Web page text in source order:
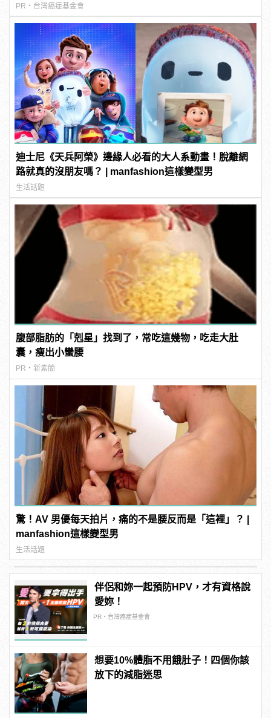
PR・台灣癌症基金會
迪士尼《天兵阿榮》邊緣人必看的大人系動畫！脫離網
路就真的沒朋友嗎？ | manfashion這樣變型男
生活話題
腹部脂肪的「剋星」找到了，常吃這幾物，吃走大肚
囊，瘦出小蠻腰
PR・新素簡
驚！AV 男優每天拍片，痛的不是腰反而是「這裡」？ |
manfashion這樣變型男
生活話題
伴侶和妳一起預防HPV，才有資格說
愛妳！
PR・台灣癌症基金會
想要10%體脂不用餓肚子！四個你該
放下的減脂迷思